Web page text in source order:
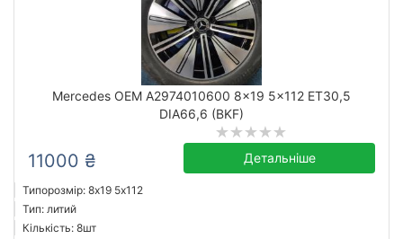
Mercedes OEM A2974010600 8x19 5x112 ET30,5
DIA66,6 (BKF)
11000 ₴ Детальніше
Типорозмір: 8x19 5х112
Тип: литий
Кількість: 8шт